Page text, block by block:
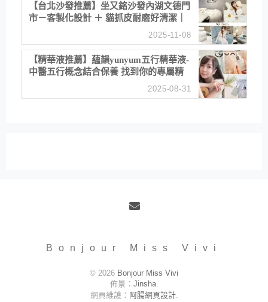
【台北沙發推薦】坐又銘沙發內湖文德門
市－客製化設計 ＋ 貓抓皮耐磨好清潔｜
直營直銷、價格透明 高CP值打造夢想
居家風格
2025-11-08
【精華液推薦】蘊韻yunyum五行精華液-
中醫五行概念結合保養 找到你的專屬精
華！ 水㊀土㊀就選「潤・賦精華」維持
肌膚剛剛好的平衡
2025-08-31
Bonjour Miss Vivi
© 2026 Bonjour Miss Vivi
佈景： Jinsha.
網頁維護： 阿腸網頁設計.